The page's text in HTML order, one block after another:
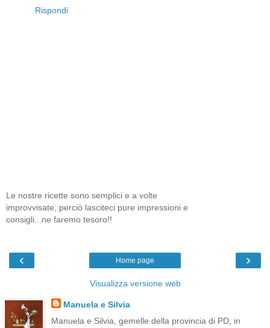
Rispondi
Le nostre ricette sono semplici e a volte
improvvisate, perciò lasciteci pure impressioni e
consigli...ne faremo tesoro!!
‹ ›
Home page
Visualizza versione web
Manuela e Silvia
Manuela e Silvia, gemelle della provincia di PD, in